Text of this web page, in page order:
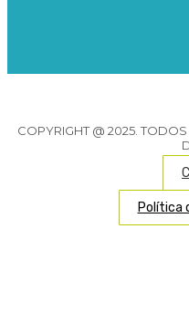
COPYRIGHT @ 2025.
Política